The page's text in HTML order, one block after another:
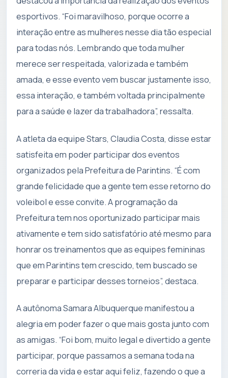
esportivos. “Foi maravilhoso, porque ocorre a
interação entre as mulheres nesse dia tão especial
para todas nós. Lembrando que toda mulher
merece ser respeitada, valorizada e também
amada, e esse evento vem buscar justamente isso,
essa interação, e também voltada principalmente
para a saúde e lazer da trabalhadora”, ressalta.
A atleta da equipe Stars, Claudia Costa, disse estar
satisfeita em poder participar dos eventos
organizados pela Prefeitura de Parintins. “É com
grande felicidade que a gente tem esse retorno do
voleibol e esse convite. A programação da
Prefeitura tem nos oportunizado participar mais
ativamente e tem sido satisfatório até mesmo para
honrar os treinamentos que as equipes femininas
que em Parintins tem crescido, tem buscado se
preparar e participar desses torneios”, destaca.
A autônoma Samara Albuquerque manifestou a
alegria em poder fazer o que mais gosta junto com
as amigas. “Foi bom, muito legal e divertido a gente
participar, porque passamos a semana toda na
correria da vida e estar aqui feliz, fazendo o que a